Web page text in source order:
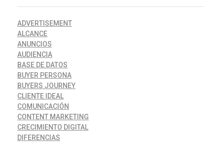
ADVERTISEMENT
ALCANCE
ANUNCIOS
AUDIENCIA
BASE DE DATOS
BUYER PERSONA
BUYERS JOURNEY
CLIENTE IDEAL
COMUNICACIÓN
CONTENT MARKETING
CRECIMIENTO DIGITAL
DIFERENCIAS